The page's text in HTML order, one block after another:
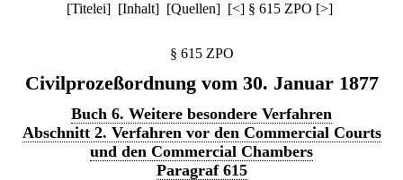
[Titelei] [Inhalt] [Quellen] [<] § 615 ZPO [>]
§ 615 ZPO
Civilprozeßordnung vom 30. Januar 1877
Buch 6. Weitere besondere Verfahren
Abschnitt 2. Verfahren vor den Commercial Courts
und den Commercial Chambers
Paragraf 615